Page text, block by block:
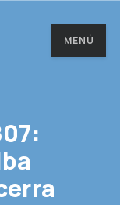
MENÚ